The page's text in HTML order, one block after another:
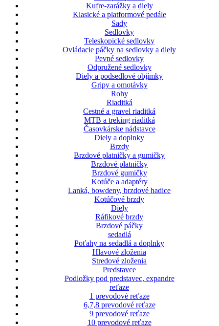
Kufre-zarážky a diely
Klasické a platformové pedále
Sady
Sedlovky
Teleskopické sedlovky
Ovládacie páčky na sedlovky a diely
Pevné sedlovky
Odpružené sedlovky
Diely a podsedlové objímky
Gripy a omotávky
Rohy
Riaditká
Cestné a gravel riaditká
MTB a treking riaditká
Časovkárske nádstavce
Diely a doplnky
Brzdy
Brzdové platničky a gumičky
Brzdové platničky
Brzdové gumičky
Kotúče a adaptéry
Lanká, bowdeny, brzdové hadice
Kotúčové brzdy
Diely
Ráfikové brzdy
Brzdové páčky
sedadlá
Poťahy na sedadlá a doplnky
Hlavové zloženia
Stredové zloženia
Predstavce
Podložky pod predstavec, expandre
reťaze
1 prevodové reťaze
6,7,8 prevodové reťaze
9 prevodové reťaze
10 prevodové reťaze